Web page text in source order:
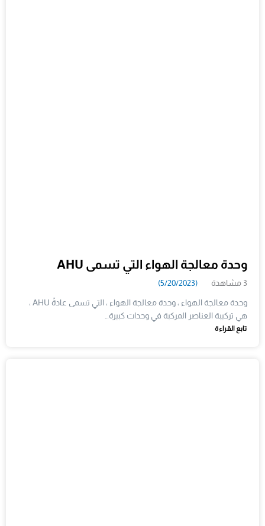
وحدة معالجة الهواء التي تسمى AHU
3 مشاهدة (5/20/2023)
وحدة معالجة الهواء ، وحدة معالجة الهواء ، التي تسمى عادةً AHU ،
هي تركيبة العناصر المركبة في وحدات كبيرة…
تابع القراءة